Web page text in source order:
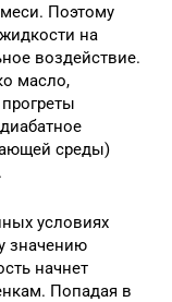
Поэтому
на
воздействие.
масло,
среды)
условиях
значению
начнет
Попадая в